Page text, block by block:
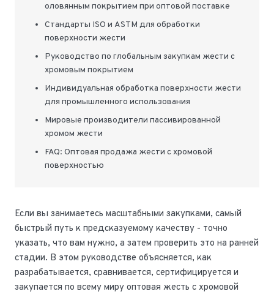
оловянным покрытием при оптовой поставке
Стандарты ISO и ASTM для обработки
поверхности жести
Руководство по глобальным закупкам жести с
хромовым покрытием
Индивидуальная обработка поверхности жести
для промышленного использования
Мировые производители пассивированной
хромом жести
FAQ: Оптовая продажа жести с хромовой
поверхностью
Если вы занимаетесь масштабными закупками, самый
быстрый путь к предсказуемому качеству - точно
указать, что вам нужно, а затем проверить это на ранней
стадии. В этом руководстве объясняется, как
разрабатывается, сравнивается, сертифицируется и
закупается по всему миру оптовая жесть с хромовой